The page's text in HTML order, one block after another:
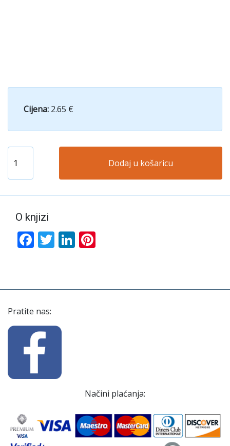
Cijena: 2.65 €
Dodaj u košaricu
O knjizi
Facebook
TwitterLinkedIn
Pratite nas:
Načini plaćanja: